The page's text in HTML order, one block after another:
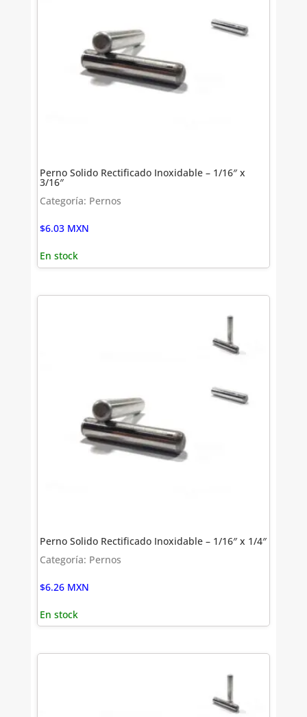
Perno Solido Rectificado Inoxidable – 1/16″ x
3/16″
Categoría: Pernos
$6.03 MXN
En stock
Perno Solido Rectificado Inoxidable – 1/16″ x 1/4″
Categoría: Pernos
$6.26 MXN
En stock